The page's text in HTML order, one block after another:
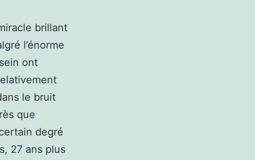
brillant
l’énorme
ont
le bruit
que
degré
27 ans plus